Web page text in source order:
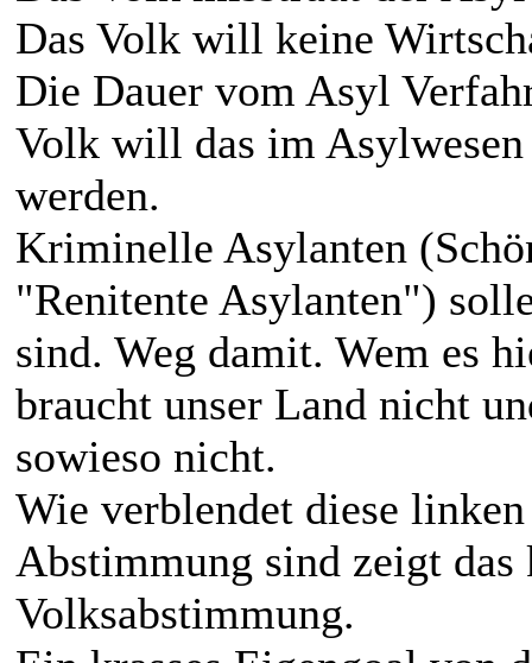
Das Volk will keine
Die Dauer vom Asyl
Volk will das im
werden.
Kriminelle Asylanten
"Renitente Asylanten")
sind. Weg damit. Wem es
braucht unser Land nicht
sowieso nicht.
Wie verblendet diese
Abstimmung sind zeigt das
Volksabstimmung.